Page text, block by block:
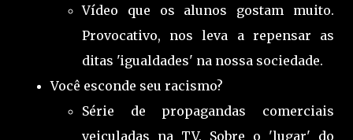
Vídeo que os alunos gostam muito.
Provocativo, nos leva a repensar as
ditas 'igualdades' na nossa sociedade.
Você esconde seu racismo?
Série de propagandas comerciais
veiculadas na TV. Sobre o 'lugar' do